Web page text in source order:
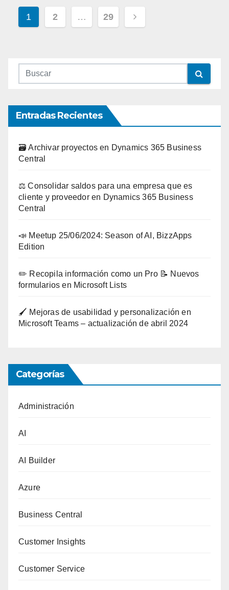
1 2 … 29
Entradas Recientes
🗃️ Archivar proyectos en Dynamics 365 Business
Central
⚖️ Consolidar saldos para una empresa que es
cliente y proveedor en Dynamics 365 Business
Central
📣 Meetup 25/06/2024: Season of AI, BizzApps
Edition
✏️ Recopila información como un Pro 📝 Nuevos
formularios en Microsoft Lists
🖌️ Mejoras de usabilidad y personalización en
Microsoft Teams – actualización de abril 2024
Categorías
Administración
AI
AI Builder
Azure
Business Central
Customer Insights
Customer Service